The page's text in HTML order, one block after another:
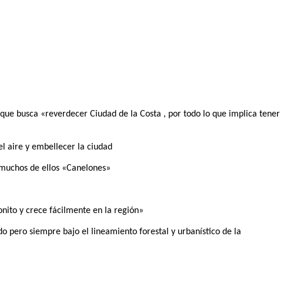
busca «reverdecer Ciudad de la Costa , por todo lo que implica tener
aire y embellecer la ciudad
de ellos «Canelones»
y crece fácilmente en la región»
pero siempre bajo el lineamiento forestal y urbanístico de la